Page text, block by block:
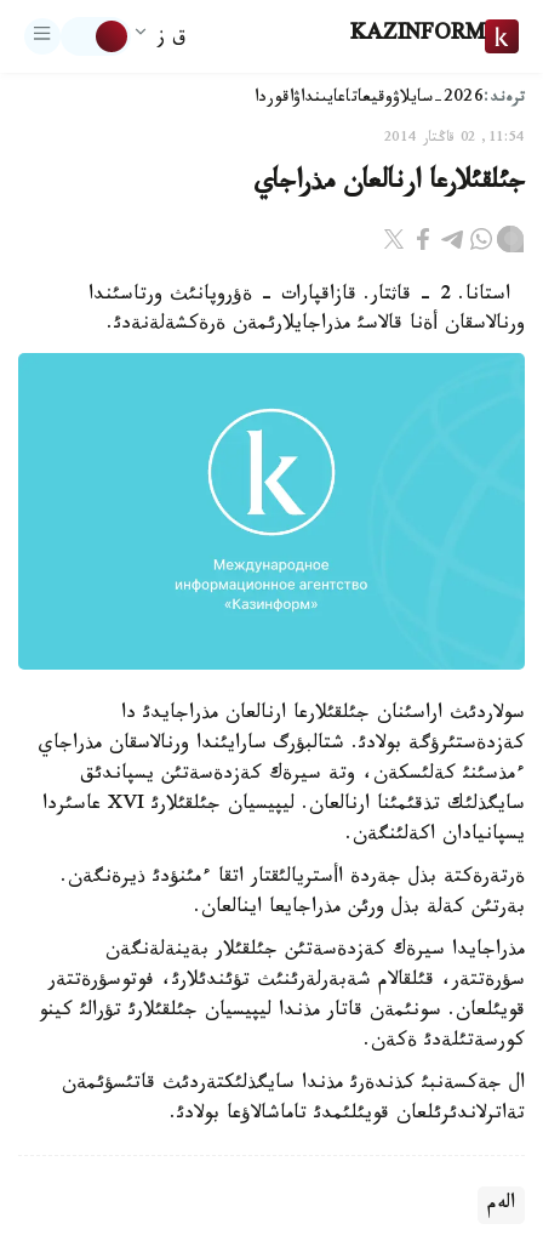
KAZINFORM ق ز
ترەند:2026-سايلاۋ وقيعاتاعايىنداۋاقوردا
11:54, 02 قاڭتار 2014
جئلقئلارعا ارنالعان مذراجاي
استانا. 2 - قاثتار. قازاقپارات - ةؤروپانئث ورتاسئندا
ورنالاسقان أةنا قالاسئ مذراجايلارئمةن ةرةكشةلةنةدئ.
سولاردئث اراسئنان جئلقئلارعا ارنالعان مذراجايدئ دا
كةزدةستئرؤگة بولادئ. شتالبؤرگ سارايئندا ورنالاسقان مذراجاي
ءمذسئنئ كةلئسكةن، وتة سيرةك كةزدةسةتئن يسپاندئق
سايگذلئك تذقئمئنا ارنالعان. ليپيسيان جئلقئلارئ XVI عاسئردا
يسپانيادان اكةلئنگةن.
ةرتةرةكتة بذل جةردة اأستريالئقتار اتقا ءمئنؤدئ ذيرةنگةن.
بةرتئن كةلة بذل ورئن مذراجايعا اينالعان.
مذراجايدا سيرةك كةزدةسةتئن جئلقئلار بةينةلةنگةن
سؤرةتتةر، قئلقالام شةبةرلةرئنئث تؤئندئلارئ، فوتوسؤرةتتةر
قويئلعان. سونئمةن قاتار مذندا ليپيسيان جئلقئلارئ تؤرالئ كينو
كورسةتئلةدئ ةكةن.
ال جةكسةنبئ كذندةرئ مذندا سايگذلئكتةردئث قاتئسؤئمةن
تةاترلاندئرئلعان قويئلئمدئ تاماشالاؤعا بولادئ.
الەم